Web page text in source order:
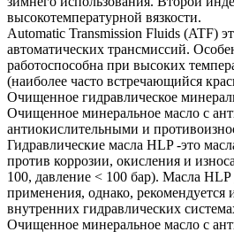
высокотемпературной вязкости.
Automatic Transmission Fluids (ATF)
автоматических трансмиссий.
работоспособна при высоких
(наиболее часто встречающийся
Очищенное гидравлическое
Очищенное минеральное масло с
антиокислительными и
Гидравлические масла HLP -это
против коррозии, окисления и
100, давление < 100 бар). Масла HLP
применения, однако, рекомендуется
внутренних гидравлических
Очищенное минеральное масло с